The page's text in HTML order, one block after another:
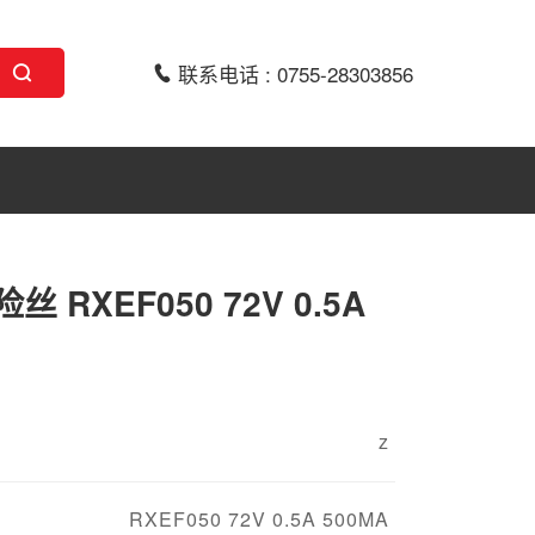
联系电话 : 0755-28303856
丝 RXEF050 72V 0.5A
z
RXEF050 72V 0.5A 500MA